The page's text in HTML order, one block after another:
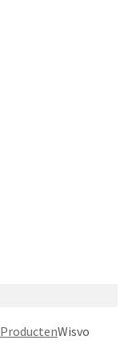
ProductenWisvo